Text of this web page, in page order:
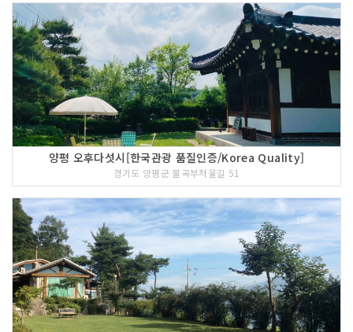
양평 오후다섯시[한국관광 품질인증/Korea Quality]
경기도 양평군 불곡부처울길 51